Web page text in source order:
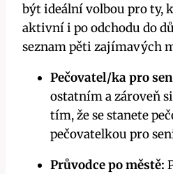
být ideální volbou pro ty,
aktivní i po odchodu do
seznam pěti zajímavých
Pečovatel/ka pro
ostatním a zároveň
tím, že se stanete
pečovatelkou pro
Průvodce po městě: